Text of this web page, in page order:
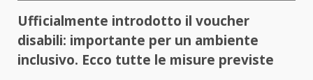
Ufficialmente introdotto il voucher
disabili: importante per un ambiente
inclusivo. Ecco tutte le misure previste